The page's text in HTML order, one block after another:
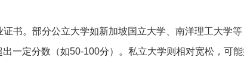
书。部分公立大学如新加坡国立大学、南洋理工大学等
一定分数（如50-100分）。私立大学则相对宽松，可